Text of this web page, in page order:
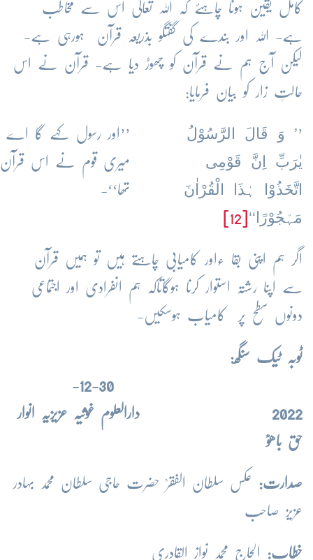
کامل یقین ہونا چاہئے کہ اللہ تعالیٰ اس سے مخاطب
ہے- اللہ اور بندے کی گفتگو بذریعہ قرآن ہورہی ہے-
لیکن آج ہم نے قرآن کو چھوڑ دیا ہے- قرآن نے اس
حالتِ زار کو بیان فرمایا:
’’ وَ قَالَ الرَّسُوْلُ
یٰرَبِّ اِنَّ قَوْمِی
اتَّخَذُوْا ہٰذَا الْقُرْاٰنَ
مَہْجُوْرًا‘‘
’’اور رسول کہے
میری قوم نے اس قرآن کو
تھا‘‘-
اگر ہم اپنی بقا ءاور کامیابی چاہتے ہیں تو ہمیں قرآن
سے اپنا رشتہ استوار کرنا ہوگاتاکہ ہم انفرادی اور اجتماعی
دونوں سطح پر کامیاب ہوسکیں-
ٹوبہ ٹیک سنگھ:
30-12-
2022 دارالعلوم غوثیہ عزیزیہ انوار
حق باھوؒ
صدارت: عکس سلطان الفقرؒ حضرت حاجی سلطان محمد بہادر
عزیز صاحب
خطاب: الحاج محمد نواز القادری